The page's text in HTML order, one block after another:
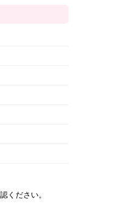
ください。